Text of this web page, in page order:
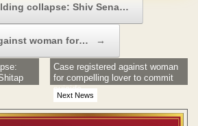
collapse: Shiv Sena…
woman for… →
Next News
Case registered against woman
for compelling lover to commit
suicide